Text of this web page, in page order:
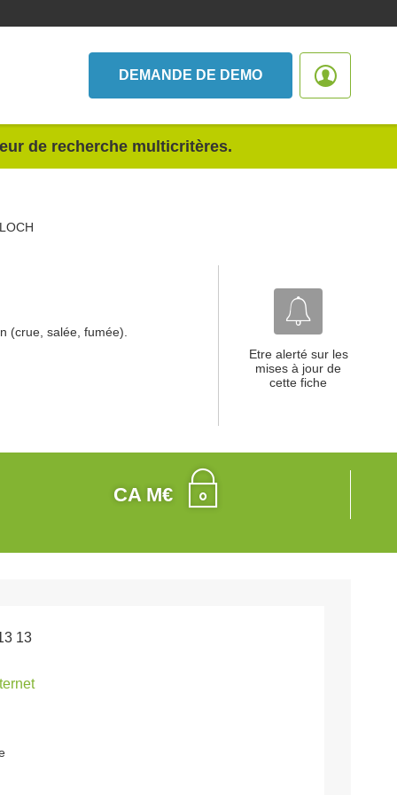
DEMANDE DE DEMO
de recherche multicritères.
(crue, salée, fumée).
Etre alerté sur les
mises à jour de
cette fiche
CA M€
13